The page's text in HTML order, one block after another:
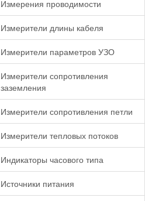
Измерения проводимости
Измерители длины кабеля
Измерители параметров УЗО
Измерители сопротивления
заземления
Измерители сопротивления петли
Измерители тепловых потоков
Индикаторы часового типа
Источники питания